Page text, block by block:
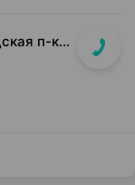
ул. Станиславского, д. 32 («7-я городская п-ка»)